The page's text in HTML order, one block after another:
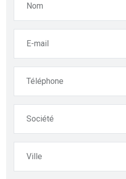
Nom
E-mail
Téléphone
Société
Ville